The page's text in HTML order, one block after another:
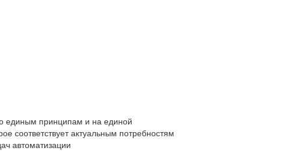
единым принципам и на единой
соответствует актуальным потребностям
автоматизации